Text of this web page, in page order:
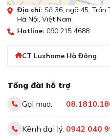
Địa chỉ: Số 36, ngõ 45, Trần
Hà Nội, Việt Nam.
Hotline: 090 215 4688
CT Luxhome Hà Đông
Tổng đài hỗ trợ
Gọi mua:
Kênh đại lý: 0942 040